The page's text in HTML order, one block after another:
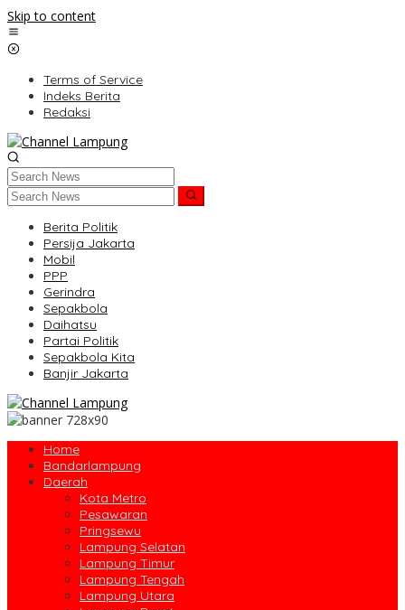
Skip to content
Terms of Service
Indeks Berita
Redaksi
Berita Politik
Persija Jakarta
Mobil
PPP
Gerindra
Sepakbola
Daihatsu
Partai Politik
Sepakbola Kita
Banjir Jakarta
Home
Bandarlampung
Daerah
Kota Metro
Pesawaran
Pringsewu
Lampung Selatan
Lampung Timur
Lampung Tengah
Lampung Utara